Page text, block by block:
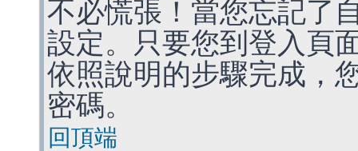
不必慌張！當您忘記了
設定。只要您到登入頁
依照說明的步驟完成，
密碼。
回頂端